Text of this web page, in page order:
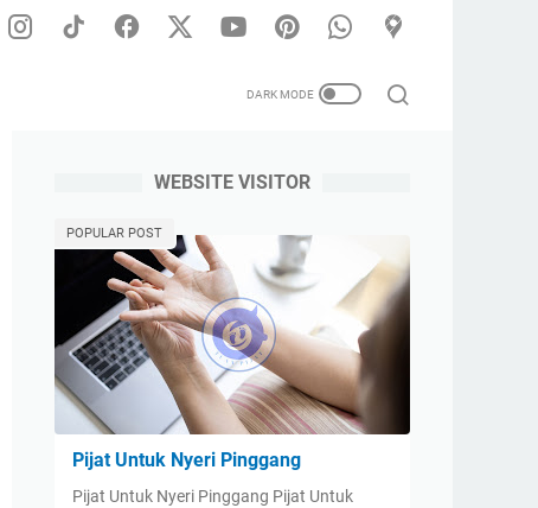
Wilayah Surabaya | Phone/Whatsapp di 0856-0385-2005
WEBSITE VISITOR
POPULAR POST
Pijat Untuk Nyeri Pinggang
Pijat Untuk Nyeri Pinggang Pijat Untuk